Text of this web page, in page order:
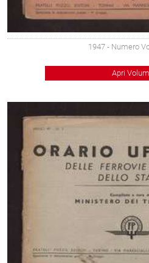
1947 - Numero
Apri